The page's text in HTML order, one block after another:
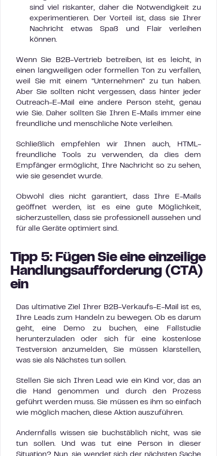
sind viel riskanter, daher die Notwendigkeit zu
experimentieren. Der Vorteil ist, dass sie Ihrer
Nachricht etwas Spaß und Flair verleihen
können.
Wenn Sie B2B-Vertrieb betreiben, ist es leicht, in
einen langweiligen oder formellen Ton zu verfallen,
weil Sie mit einem “Unternehmen” zu tun haben.
Aber Sie sollten nicht vergessen, dass hinter jeder
Outreach-E-Mail eine andere Person steht, genau
wie Sie. Daher sollten Sie Ihren E-Mails immer eine
freundliche und menschliche Note verleihen.
Schließlich empfehlen wir Ihnen auch, HTML-
freundliche Tools zu verwenden, da dies dem
Empfänger ermöglicht, Ihre Nachricht so zu sehen,
wie sie gesendet wurde.
Obwohl dies nicht garantiert, dass Ihre E-Mails
geöffnet werden, ist es eine gute Möglichkeit,
sicherzustellen, dass sie professionell aussehen und
für alle Geräte optimiert sind.
Tipp 5: Fügen Sie eine einzeilige
Handlungsaufforderung (CTA)
ein
Das ultimative Ziel Ihrer B2B-Verkaufs-E-Mail ist es,
Ihre Leads zum Handeln zu bewegen. Ob es darum
geht, eine Demo zu buchen, eine Fallstudie
herunterzuladen oder sich für eine kostenlose
Testversion anzumelden, Sie müssen klarstellen,
was sie als Nächstes tun sollen.
Stellen Sie sich Ihren Lead wie ein Kind vor, das an
die Hand genommen und durch den Prozess
geführt werden muss. Sie müssen es ihm so einfach
wie möglich machen, diese Aktion auszuführen.
Andernfalls wissen sie buchstäblich nicht, was sie
tun sollen. Und was tut eine Person in dieser
Situation? Nun, sie wendet sich der nächsten Sache